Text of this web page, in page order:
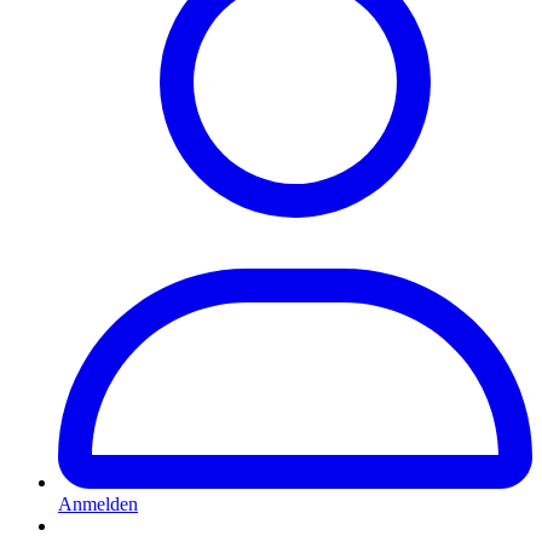
Anmelden